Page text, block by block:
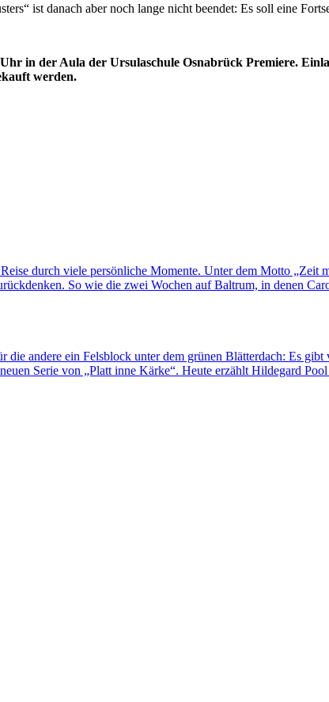
ist danach aber noch lange nicht beendet: Es soll eine
in der Aula der Ursulaschule Osnabrück Premiere.
werden.
durch viele persönliche Momente. Unter dem Motto „Zeit
So wie die zwei Wochen auf Baltrum, in denen
die andere ein Felsblock unter dem grünen Blätterdach: Es
Serie von „Platt inne Kärke“. Heute erzählt Hildegard